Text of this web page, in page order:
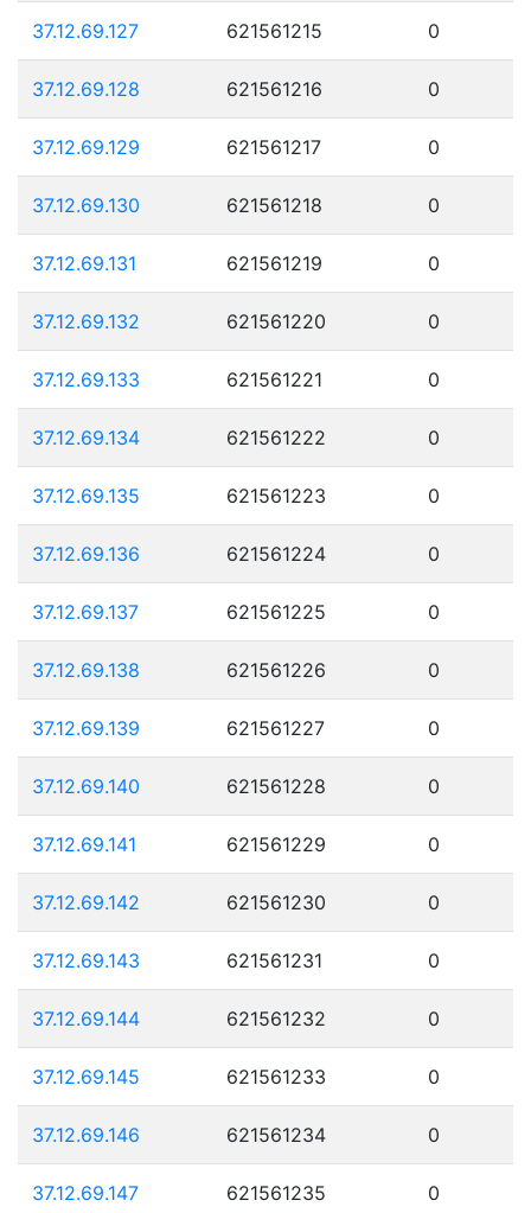
37.12.69.127 621561215 0
37.12.69.128 621561216 0
37.12.69.129 621561217 0
37.12.69.130 621561218 0
37.12.69.131 621561219 0
37.12.69.132 621561220 0
37.12.69.133 621561221 0
37.12.69.134 621561222 0
37.12.69.135 621561223 0
37.12.69.136 621561224 0
37.12.69.137 621561225 0
37.12.69.138 621561226 0
37.12.69.139 621561227 0
37.12.69.140 621561228 0
37.12.69.141 621561229 0
37.12.69.142 621561230 0
37.12.69.143 621561231 0
37.12.69.144 621561232 0
37.12.69.145 621561233 0
37.12.69.146 621561234 0
37.12.69.147 621561235 0